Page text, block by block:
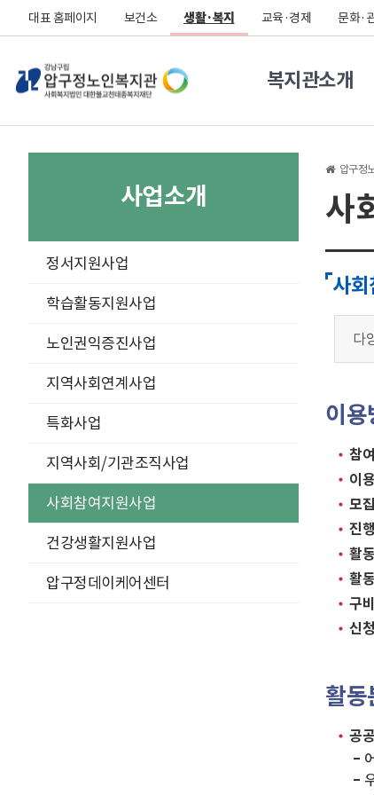
대표 홈페이지 보건소 생활·복지 교육·경제 문화·
복지관소개
사업소개
정서지원사업
학습활동지원사업
노인권익증진사업
지역사회연계사업
특화사업
지역사회/기관조직사업
사회참여지원사업
건강생활지원사업
압구정데이케어센터
압구정
사
분
선
사
다
이용
참
이
모
진
활
활
구
신
활동
공